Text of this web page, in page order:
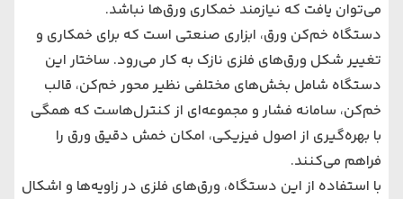
می‌توان یافت که نیازمند خمکاری ورق‌ها نباشد.
دستگاه خم‌کن ورق، ابزاری صنعتی است که برای خمکاری و
تغییر شکل ورق‌های فلزی نازک به کار می‌رود. ساختار این
دستگاه شامل بخش‌های مختلفی نظیر محور خم‌کن، قالب
خم‌کن، سامانه فشار و مجموعه‌ای از کنترل‌هاست که همگی
با بهره‌گیری از اصول فیزیکی، امکان خمش دقیق ورق را
فراهم می‌کنند.
با استفاده از این دستگاه، ورق‌های فلزی در زاویه‌ها و اشکال